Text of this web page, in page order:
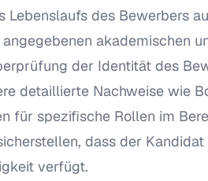
Lebenslaufs des Bewerbers
akademischen
der Identität des
detaillierte Nachweise wie
für spezifische Rollen im
dass der
verfügt.